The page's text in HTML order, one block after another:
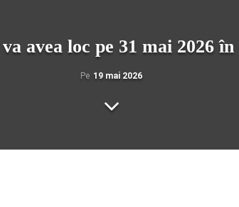
avea loc pe 31 mai 2026
Pe 19 mai 2026